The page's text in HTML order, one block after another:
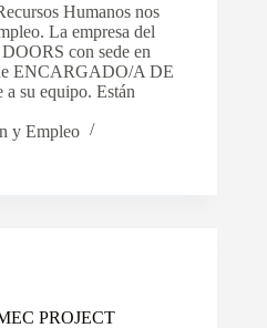
Humanos nos
La empresa del
con sede en
ENCARGADO/A DE
su equipo. Están
y Empleo
PROJECT